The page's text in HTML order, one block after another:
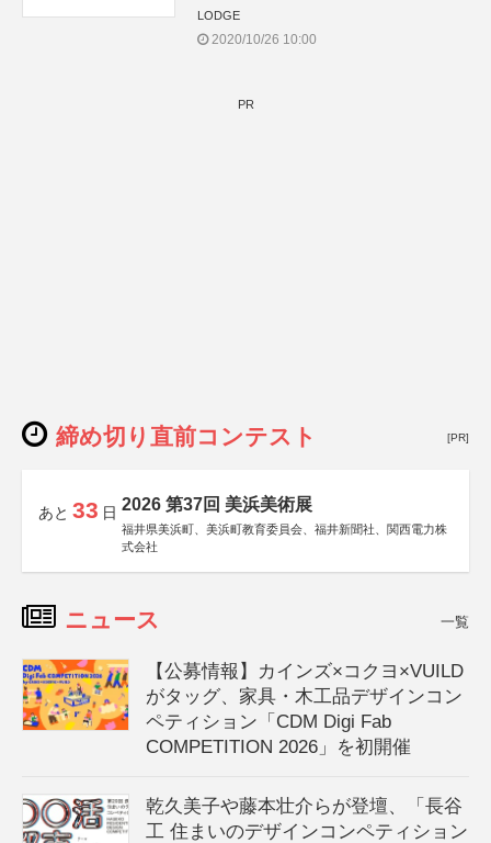
LODGE
2020/10/26 10:00
PR
締め切り直前コンテスト [PR]
あと 33 日 2026 第37回 美浜美術展
福井県美浜町、美浜町教育委員会、福井新聞社、関西電力株
式会社
ニュース 一覧
【公募情報】カインズ×コクヨ×VUILD
がタッグ、家具・木工品デザインコン
ペティション「CDM Digi Fab
COMPETITION 2026」を初開催
乾久美子や藤本壮介らが登壇、「長谷
工 住まいのデザインコンペティション